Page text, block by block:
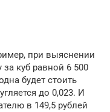
при выяснении
куб равной 6 500
будет стоить
до 0,023. И
в 149,5 рублей